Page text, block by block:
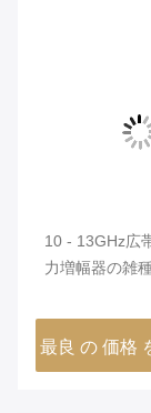
10 - 13GHz広
力増幅器の雑
RFの電力増幅
最良 の 価格